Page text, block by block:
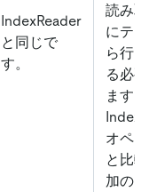
IndexReader
と同じで
す。
読み
にテ
ら行
る必
ます
オペ
と比
加の